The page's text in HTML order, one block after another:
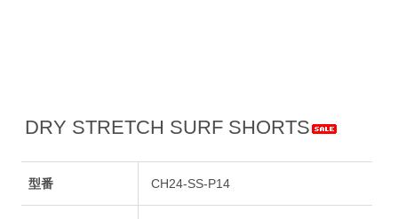
DRY STRETCH SURF SHORTS
型番 CH24-SS-P14